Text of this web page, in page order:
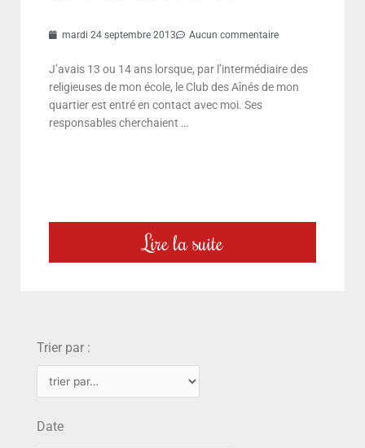
mardi 24 septembre 2013 Aucun commentaire
J’avais 13 ou 14 ans lorsque, par l’intermédiaire des
religieuses de mon école, le Club des Aînés de mon
quartier est entré en contact avec moi. Ses
responsables cherchaient …
Lire la suite
Trier par :
Date